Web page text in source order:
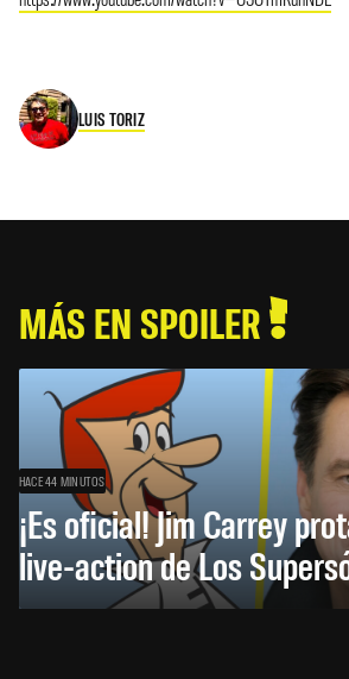
LUIS TORIZ
MÁS EN SPOILER
HACE 44 MINUTOS
¡Es oficial! Jim Carrey
live-action de Los